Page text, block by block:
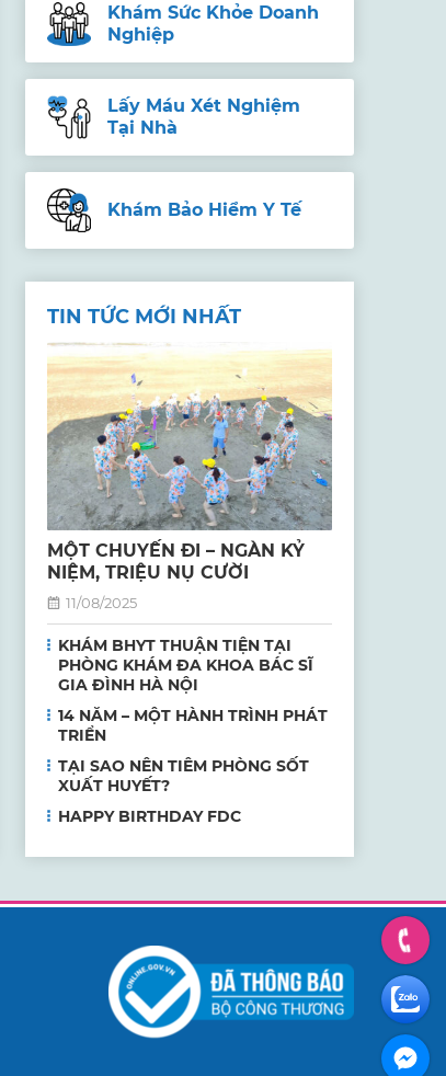
Khám Sức Khỏe Doanh
Nghiệp
Lấy Máu Xét Nghiệm
Tại Nhà
Khám Bảo Hiểm Y Tế
TIN TỨC MỚI NHẤT
MỘT CHUYẾN ĐI – NGÀN KỶ
NIỆM, TRIỆU NỤ CƯỜI
11/08/2025
KHÁM BHYT THUẬN TIỆN TẠI
PHÒNG KHÁM ĐA KHOA BÁC SĨ
GIA ĐÌNH HÀ NỘI
14 NĂM – MỘT HÀNH TRÌNH PHÁT
TRIỂN
TẠI SAO NÊN TIÊM PHÒNG SỐT
XUẤT HUYẾT?
HAPPY BIRTHDAY FDC